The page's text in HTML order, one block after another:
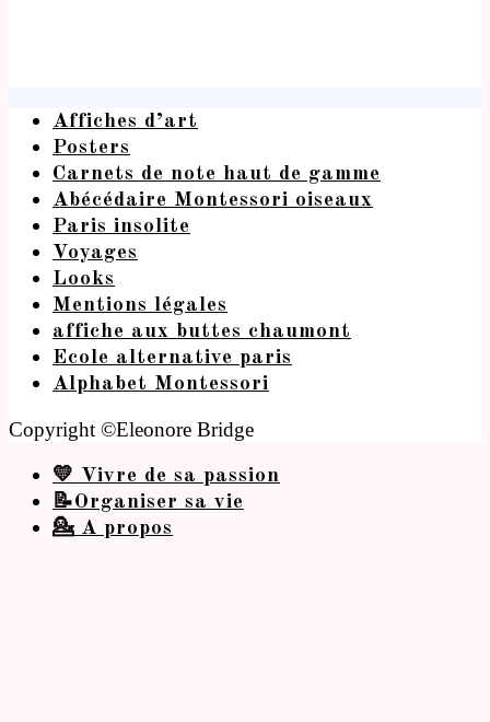
Affiches d’art
Posters
Carnets de note haut de gamme
Abécédaire Montessori oiseaux
Paris insolite
Voyages
Looks
Mentions légales
affiche aux buttes chaumont
Ecole alternative paris
Alphabet Montessori
Copyright ©Eleonore Bridge
💛 Vivre de sa passion
📝Organiser sa vie
💁 A propos